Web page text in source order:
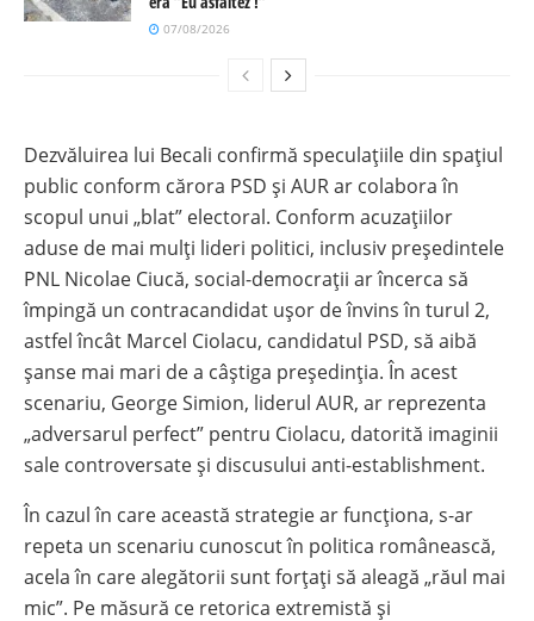
07/08/2026
Dezvăluirea lui Becali confirmă speculațiile din spațiul
public conform cărora PSD și AUR ar colabora în
scopul unui „blat” electoral. Conform acuzațiilor
aduse de mai mulți lideri politici, inclusiv președintele
PNL Nicolae Ciucă, social-democrații ar încerca să
împingă un contracandidat ușor de învins în turul 2,
astfel încât Marcel Ciolacu, candidatul PSD, să aibă
șanse mai mari de a câștiga președinția. În acest
scenariu, George Simion, liderul AUR, ar reprezenta
„adversarul perfect” pentru Ciolacu, datorită imaginii
sale controversate și discusului anti-establishment.
În cazul în care această strategie ar funcționa, s-ar
repeta un scenariu cunoscut în politica românească,
acela în care alegătorii sunt forțați să aleagă „răul mai
mic”. Pe măsură ce retorica extremistă și